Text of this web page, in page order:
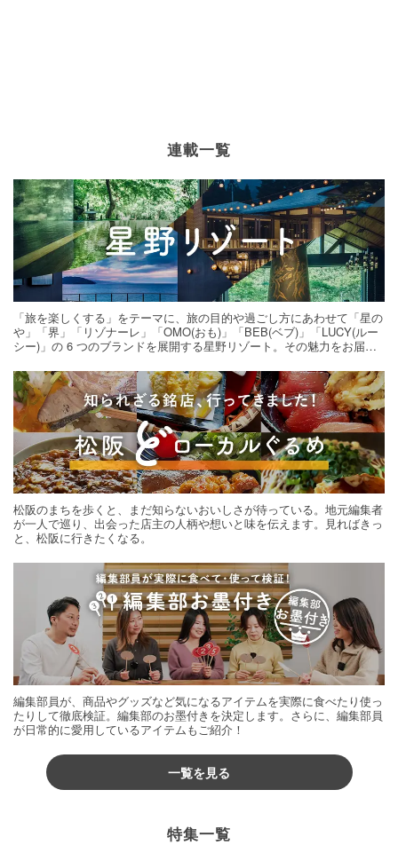
連載一覧
「旅を楽しくする」をテーマに、旅の目的や過ごし方にあわせて「星の
や」「界」「リゾナーレ」「OMO(おも)」「BEB(ベブ)」「LUCY(ルー
シー)」の 6 つのブランドを展開する星野リゾート。その魅力をお届け
松阪のまちを歩くと、まだ知らないおいしさが待っている。地元編集者
が一人で巡り、出会った店主の人柄や想いと味を伝えます。見ればきっ
と、松阪に行きたくなる。
編集部員が、商品やグッズなど気になるアイテムを実際に食べたり使っ
たりして徹底検証。編集部のお墨付きを決定します。さらに、編集部員
が日常的に愛用しているアイテムもご紹介！
一覧を見る
特集一覧